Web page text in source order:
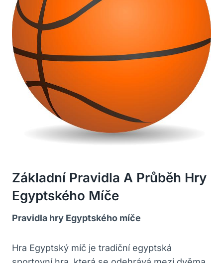
Základní Pravidla A Průběh Hry
Egyptského Míče
Pravidla hry Egyptského míče
Hra Egyptský míč je tradiční egyptská